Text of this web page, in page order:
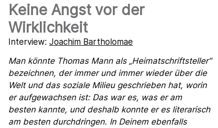
Keine Angst vor der
Wirklichkeit
Interview:Joachim Bartholomae
Man könnte Thomas Mann als „Heimatschriftsteller“
bezeichnen, der immer und immer wieder über die
Welt und das soziale Milieu geschrieben hat, worin
er aufgewachsen ist: Das war es, was er am
besten kannte, und deshalb konnte er es literarisch
am besten durchdringen. In Deinem ebenfalls